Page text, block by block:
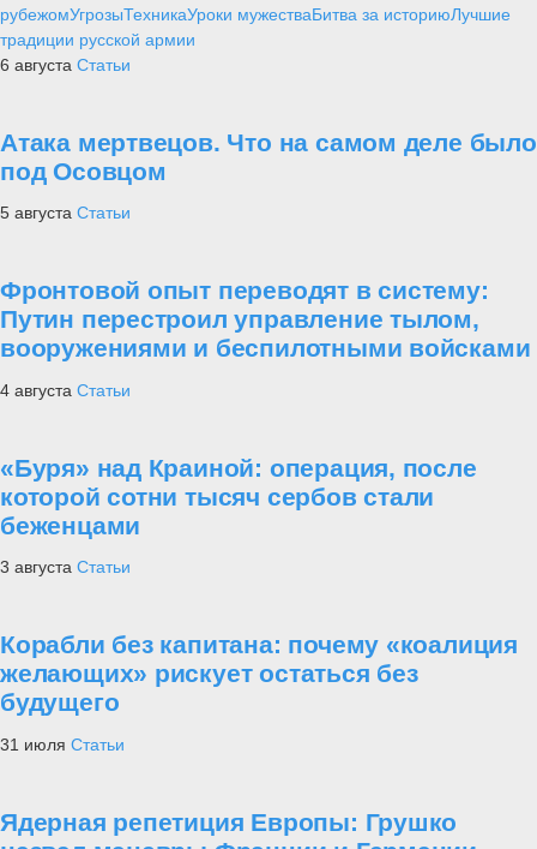
рубежомУгрозыТехникаУроки мужестваБитва за историюЛучшие
традиции русской армии
6 августа Статьи
Атака мертвецов. Что на самом деле было
под Осовцом
5 августа Статьи
Фронтовой опыт переводят в систему:
Путин перестроил управление тылом,
вооружениями и беспилотными войсками
4 августа Статьи
«Буря» над Краиной: операция, после
которой сотни тысяч сербов стали
беженцами
3 августа Статьи
Корабли без капитана: почему «коалиция
желающих» рискует остаться без
будущего
31 июля Статьи
Ядерная репетиция Европы: Грушко